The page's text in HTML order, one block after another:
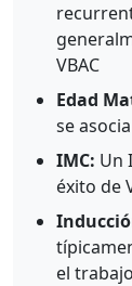
VBAC
Edad
se
IMC: Un
éxito de
el